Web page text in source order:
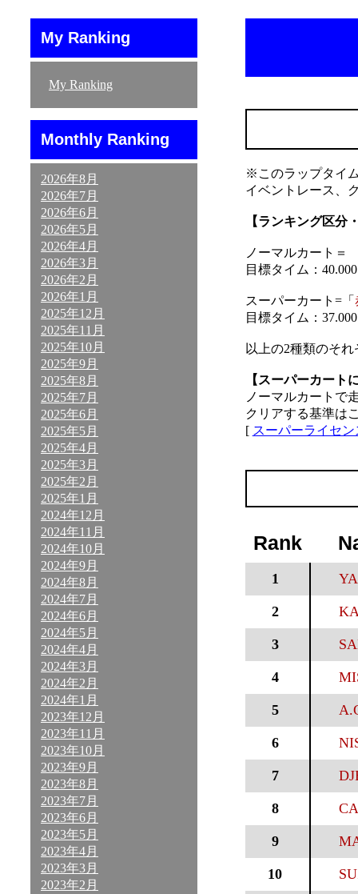
My Ranking
My Ranking
Monthly Ranking
2026年8月
2026年7月
2026年6月
2026年5月
2026年4月
2026年3月
2026年2月
2026年1月
2025年12月
2025年11月
2025年10月
2025年9月
2025年8月
2025年7月
2025年6月
2025年5月
2025年4月
2025年3月
2025年2月
2025年1月
2024年12月
2024年11月
2024年10月
2024年9月
2024年8月
2024年7月
2024年6月
2024年5月
2024年4月
2024年3月
2024年2月
2024年1月
2023年12月
2023年11月
2023年10月
2023年9月
2023年8月
2023年7月
2023年6月
2023年5月
2023年4月
2023年3月
2023年2月
※このラップタイ
イベントレース、
【ランキング区分
ノーマルカート＝
目標タイム：
スーパーカート=「
目標タイム：
以上の2種類のそ
【スーパーカート
ノーマルカートで
クリアする基準は
[ スーパーライセ
Rank
1
2
3
4
5
6
7
8
9
10